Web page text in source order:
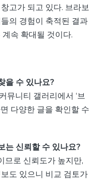
고가 되고 있다. 브라보
의 경험이 축적된 결과
속 확대될 것이다.
을 수 있나요?
뮤니티 갤러리에서 ‘브
다양한 글을 확인할 수
는 신뢰할 수 있나요?
므로 신뢰도가 높지만,
도 있으니 비교 검토가